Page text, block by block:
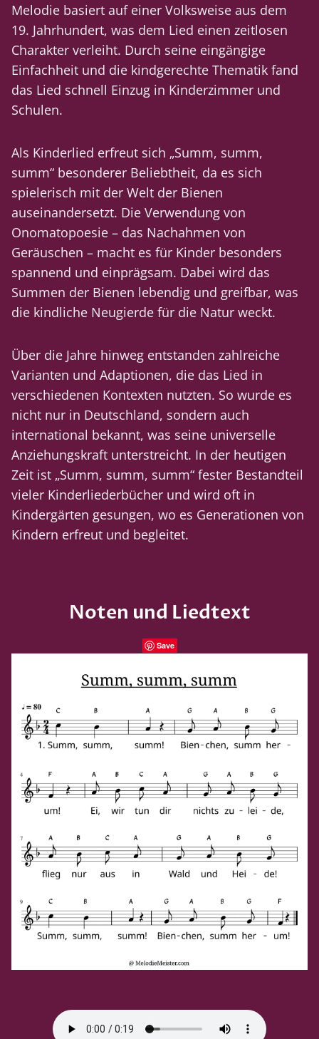
Melodie basiert auf einer Volksweise aus dem
19. Jahrhundert, was dem Lied einen zeitlosen
Charakter verleiht. Durch seine eingängige
Einfachheit und die kindgerechte Thematik fand
das Lied schnell Einzug in Kinderzimmer und
Schulen.
Als Kinderlied erfreut sich „Summ, summ,
summ“ besonderer Beliebtheit, da es sich
spielerisch mit der Welt der Bienen
auseinandersetzt. Die Verwendung von
Onomatopoesie – das Nachahmen von
Geräuschen – macht es für Kinder besonders
spannend und einprägsam. Dabei wird das
Summen der Bienen lebendig und greifbar, was
die kindliche Neugierde für die Natur weckt.
Über die Jahre hinweg entstanden zahlreiche
Varianten und Adaptionen, die das Lied in
verschiedenen Kontexten nutzten. So wurde es
nicht nur in Deutschland, sondern auch
international bekannt, was seine universelle
Anziehungskraft unterstreicht. In der heutigen
Zeit ist „Summ, summ, summ“ fester Bestandteil
vieler Kinderliederbücher und wird oft in
Kindergärten gesungen, wo es Generationen von
Kindern erfreut und begleitet.
Noten und Liedtext
Save